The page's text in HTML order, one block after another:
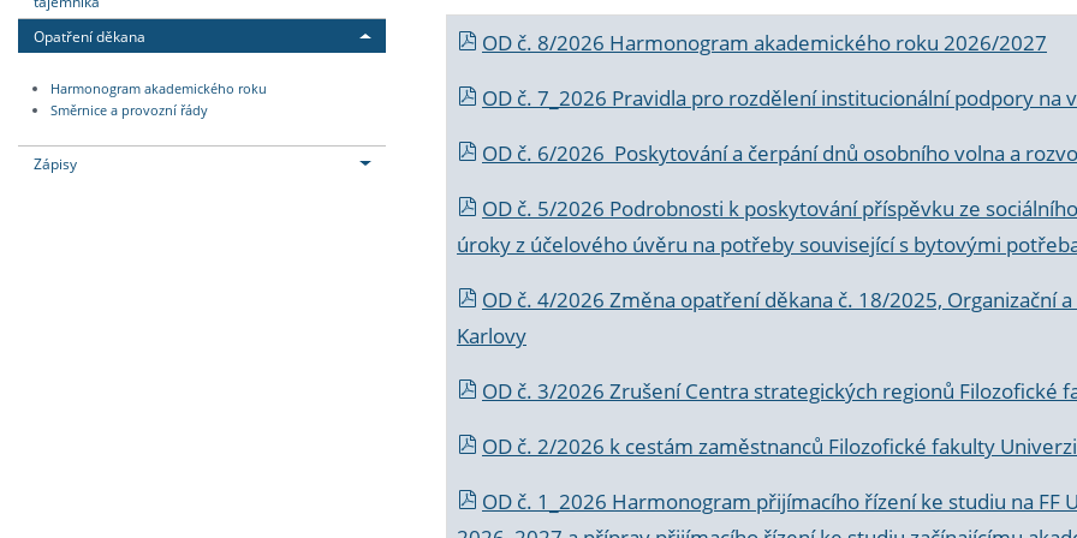
Opatření děkana
Harmonogram akademického roku
Směrnice a provozní řády
Zápisy
OD č. 8/2026 Harmonogram akademického roku 2026/2027
OD č. 7_2026 Pravidla pro rozdělení institucionální podpory na
OD č. 6/2026 Poskytování a čerpání dnů osobního volna a
OD č. 5/2026 Podrobnosti k poskytování příspěvku ze
úroky z účelového úvěru na potřeby související s bytovými
OD č. 4/2026 Změna opatření děkana č. 18/2025, Organizační
Karlovy
OD č. 3/2026 Zrušení Centra strategických regionů Filozofické
OD č. 2/2026 k cestám zaměstnanců Filozofické fakulty
OD č. 1_2026 Harmonogram přijímacího řízení ke studiu na